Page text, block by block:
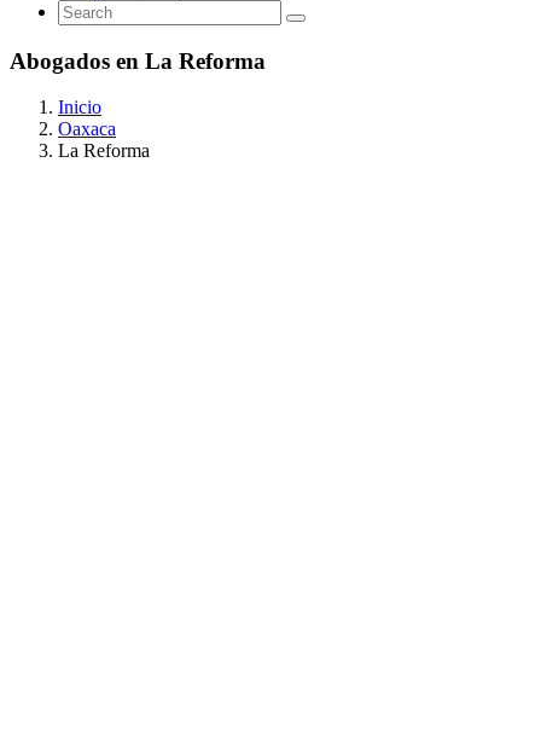
Abogados en La Reforma
Inicio
Oaxaca
La Reforma